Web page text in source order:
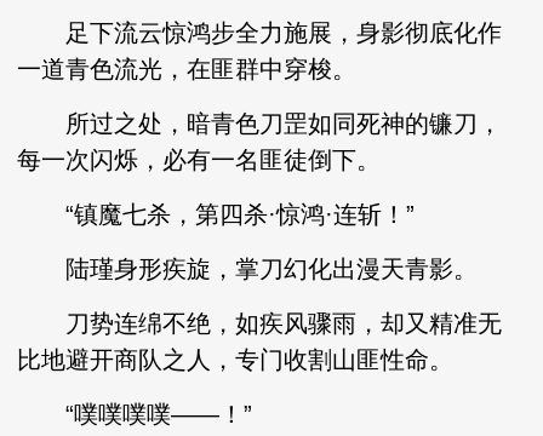
足下流云惊鸿步全力施展，身影彻底化作
一道青色流光，在匪群中穿梭。
所过之处，暗青色刀罡如同死神的镰刀，
每一次闪烁，必有一名匪徒倒下。
“镇魔七杀，第四杀·惊鸿·连斩！”
陆瑾身形疾旋，掌刀幻化出漫天青影。
刀势连绵不绝，如疾风骤雨，却又精准无
比地避开商队之人，专门收割山匪性命。
“噗噗噗噗——！”